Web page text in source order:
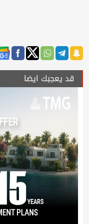
قد يعجبك ايضا